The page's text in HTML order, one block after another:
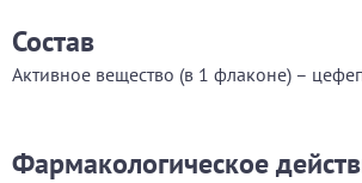
Состав
Активное вещество (в 1 флаконе) –
Фармакологическое